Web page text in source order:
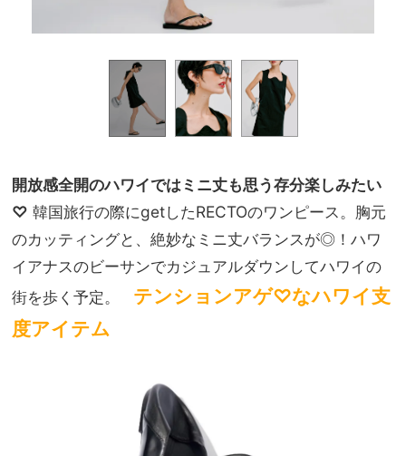
開放感全開のハワイではミニ丈も思う存分楽しみたい
♡ 韓国旅行の際にgetしたRECTOのワンピース。胸元
のカッティングと、絶妙なミニ丈バランスが◎！ハワ
イアナスのビーサンでカジュアルダウンしてハワイの
街を歩く予定。 テンションアゲ♡なハワイ支
度アイテム